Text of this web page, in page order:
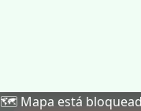
🗺️ Mapa está